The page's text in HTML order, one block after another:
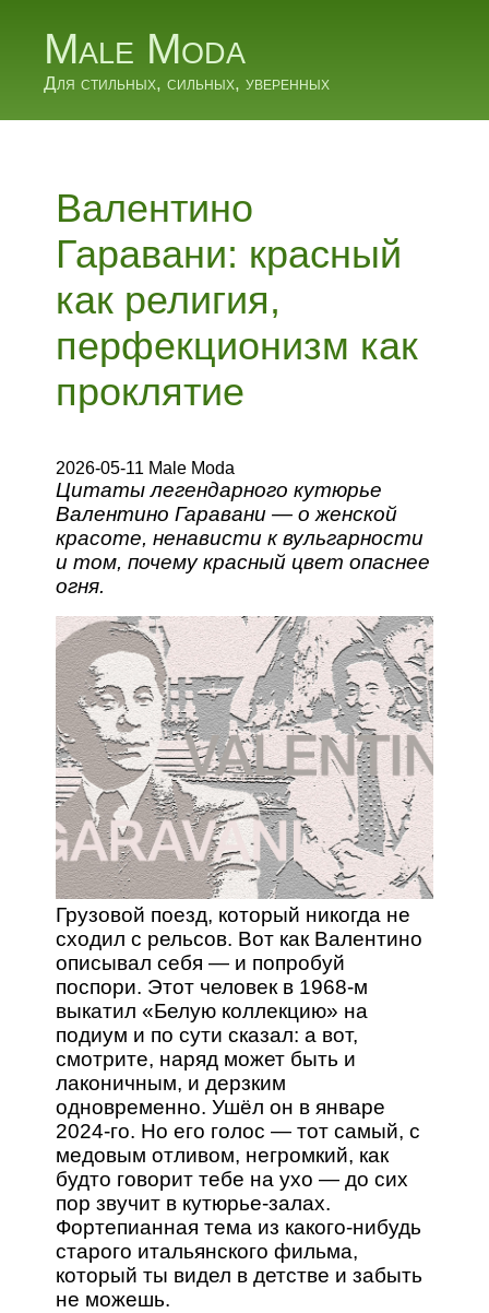
Male Moda
Для стильных, сильных, уверенных
Валентино
Гаравани: красный
как религия,
перфекционизм как
проклятие
2026-05-11 Male Moda
Цитаты легендарного кутюрье
Валентино Гаравани — о женской
красоте, ненависти к вульгарности
и том, почему красный цвет опаснее
огня.
Грузовой поезд, который никогда не
сходил с рельсов. Вот как Валентино
описывал себя — и попробуй
поспори. Этот человек в 1968-м
выкатил «Белую коллекцию» на
подиум и по сути сказал: а вот,
смотрите, наряд может быть и
лаконичным, и дерзким
одновременно. Ушёл он в январе
2024-го. Но его голос — тот самый, с
медовым отливом, негромкий, как
будто говорит тебе на ухо — до сих
пор звучит в кутюрье-залах.
Фортепианная тема из какого-нибудь
старого итальянского фильма,
который ты видел в детстве и забыть
не можешь.